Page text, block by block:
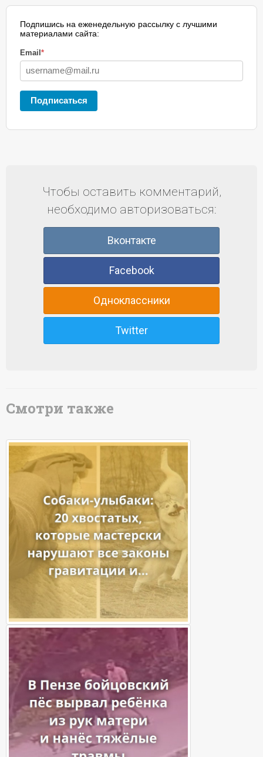
Подпишись на еженедельную рассылку с лучшими
материалами сайта:
Email*
Подписаться
Чтобы оставить комментарий,
необходимо авторизоваться:
Вконтакте
Facebook
Одноклассники
Twitter
Смотри также